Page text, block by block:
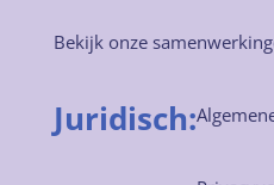
Bekijk onze
Juridisch: